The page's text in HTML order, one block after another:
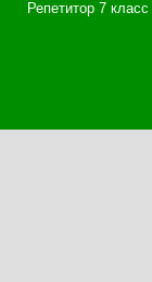
Репетитор 7 класс